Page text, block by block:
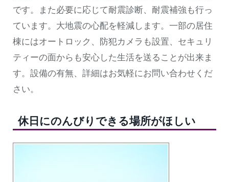
です。また必要に応じて耐震診断、耐震補強も行っ
ています。大地震の心配を軽減します。一部の居住
棟にはオートロック、防犯カメラも設置、セキュリ
ティーの面からも安心した生活を送ることが出来ま
す。設備の有無、詳細はお気軽にお問い合わせくだ
さい。
休日にのんびりできる場所がほしい